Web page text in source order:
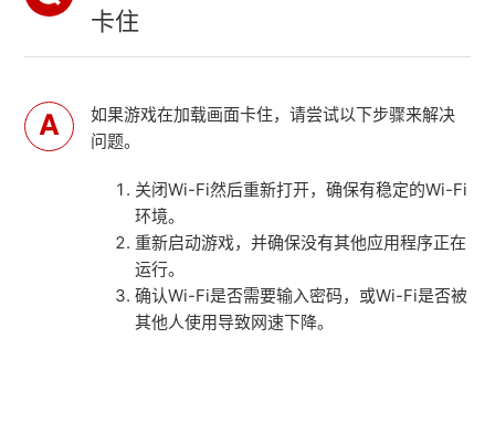
卡住
如果游戏在加载画面卡住，请尝试以下步骤来解决
问题。
关闭Wi-Fi然后重新打开，确保有稳定的Wi-Fi
环境。
重新启动游戏，并确保没有其他应用程序正在
运行。
确认Wi-Fi是否需要输入密码，或Wi-Fi是否被
其他人使用导致网速下降。